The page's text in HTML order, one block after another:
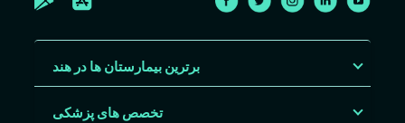
برترین بیمارستان ها در هند
تخصص های پزشکی